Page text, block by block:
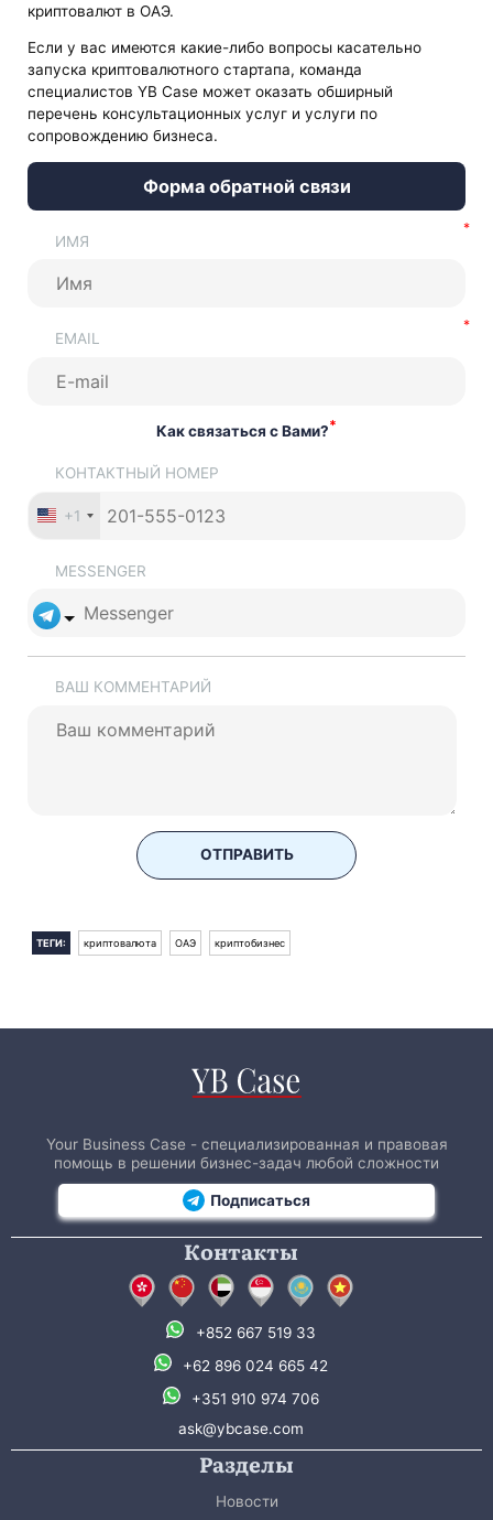
криптовалют в ОАЭ.
Если у вас имеются какие-либо вопросы касательно
запуска криптовалютного стартапа, команда
специалистов YB Case может оказать обширный
перечень консультационных услуг и услуги по
сопровождению бизнеса.
Форма обратной связи
ИМЯ
EMAIL
Как связаться с Вами?*
КОНТАКТНЫЙ НОМЕР
+1
MESSENGER
ВАШ КОММЕНТАРИЙ
ОТПРАВИТЬ
ТЕГИ: криптовалюта ОАЭ криптобизнес
Your Business Case - специализированная и правовая
помощь в решении бизнес-задач любой сложности
Подписаться
Контакты
+852 667 519 33
+62 896 024 665 42
+351 910 974 706
ask@ybcase.com
Разделы
Новости